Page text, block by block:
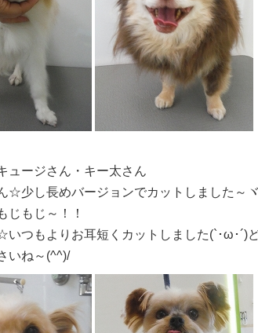
ュージさん・キー太さん
☆少し長めバージョンでカットしました～
じもじ～！！
いつもよりお耳短くカットしました(`･ω･´)
いね～(^^)/